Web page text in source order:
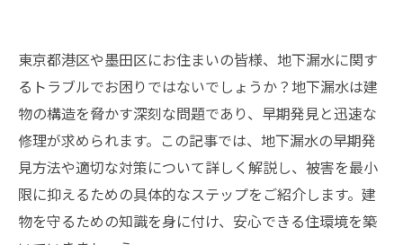
東京都港区や墨田区にお住まいの皆様、地下漏水に関す
るトラブルでお困りではないでしょうか？地下漏水は建
物の構造を脅かす深刻な問題であり、早期発見と迅速な
修理が求められます。この記事では、地下漏水の早期発
見方法や適切な対策について詳しく解説し、被害を最小
限に抑えるための具体的なステップをご紹介します。建
物を守るための知識を身に付け、安心できる住環境を築